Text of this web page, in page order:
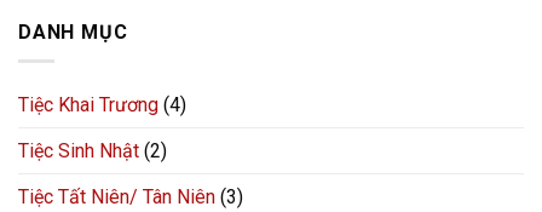
DANH MỤC
Tiệc Khai Trương (4)
Tiệc Sinh Nhật (2)
Tiệc Tất Niên/ Tân Niên (3)